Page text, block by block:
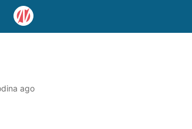
ago